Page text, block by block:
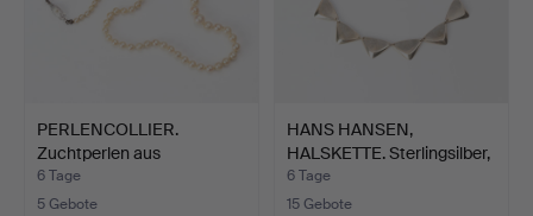
PERLENCOLLIER.
Zuchtperlen aus
Salzwasser,…
6 Tage
5 Gebote
HANS HANSEN,
HALSKETTE. Sterlingsilber,
Mo…
6 Tage
15 Gebote